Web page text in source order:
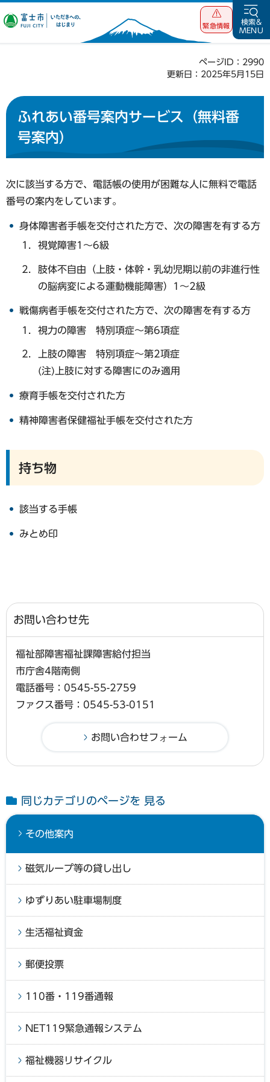
富士市 いただ
緊急情報
検索&
MENU
ページID：2990
更新日：2025年5月15日
ふれあい番号案内サービス（無料番
号案内）
次に該当する方で、電話帳の使用が困難な人に無料で電話
番号の案内をしています。
身体障害者手帳を交付された方で、次の障害を有する方
視覚障害1～6級
肢体不自由（上肢・体幹・乳幼児期以前の非進行性
の脳病変による運動機能障害）1～2級
戦傷病者手帳を交付された方で、次の障害を有する方
視力の障害 特別項症～第6項症
上肢の障害 特別項症～第2項症
(注)上肢に対する障害にのみ適用
療育手帳を交付された方
精神障害者保健福祉手帳を交付された方
持ち物
該当する手帳
みとめ印
お問い合わせ先
福祉部障害福祉課障害給付担当
市庁舎4階南側
電話番号：0545-55-2759
ファクス番号：0545-53-0151
同じカテゴリのページを 見る
その他案内
磁気ループ等の貸し出し
ゆずりあい駐車場制度
生活福祉資金
郵便投票
110番・119番通報
NET119緊急通報システム
福祉機器リサイクル